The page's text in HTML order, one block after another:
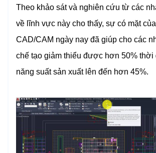
Theo khảo sát và nghiên cứu từ các
về lĩnh vực này cho thấy, sự có mặt
CAD/CAM ngày nay đã giúp cho các
chế tạo giảm thiểu được hơn 50% thời
năng suất sản xuất lên đến hơn 45%.